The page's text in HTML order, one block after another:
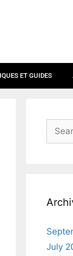
ET GUIDES
July